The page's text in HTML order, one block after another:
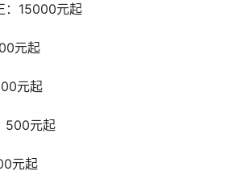
：15000元起
元起
元起
500元起
元起